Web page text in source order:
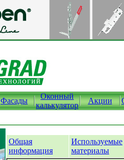
Фасады
Оконный
калькулятор
Акции
Общая
информация
Используемые
материалы